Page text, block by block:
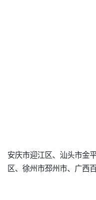
安庆市迎江区、汕头市金
区、徐州市邳州市、广西